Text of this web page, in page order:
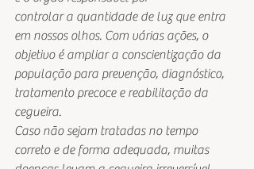
controlar a quantidade de luz que entra
em nossos olhos. Com várias ações, o
objetivo é ampliar a conscientização da
população para prevenção, diagnóstico,
tratamento precoce e reabilitação da
cegueira.
Caso não sejam tratadas no tempo
correto e de forma adequada, muitas